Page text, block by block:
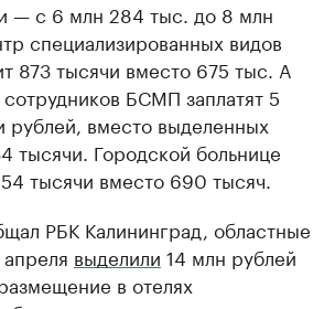
— с 6 млн 284 тыс. до 8 млн
специализированных видов
873 тысячи вместо 675 тыс. А
БСМП заплатят 5
рублей, вместо выделенных
тысячи. Городской больнице
тысячи вместо 690 тысяч.
РБК Калининград, областные
выделили 14 млн рублей
в отелях